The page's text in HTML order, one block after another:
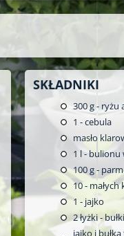
SKŁADNIKI
300g - ryżu
1 - cebula
masło
1 l - bulionu
100g -
10- małych
1 - jajko
2łyżki -
jajko i